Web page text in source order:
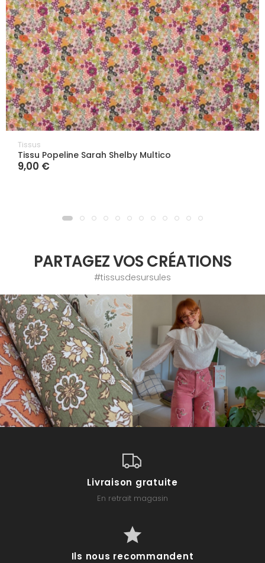
Tissus
Tissu Popeline Sarah Shelby Multico
9,00 €
PARTAGEZ VOS CRÉATIONS
#tissusdesursules
Livraison gratuite
En retrait magasin
Ils nous recommandent